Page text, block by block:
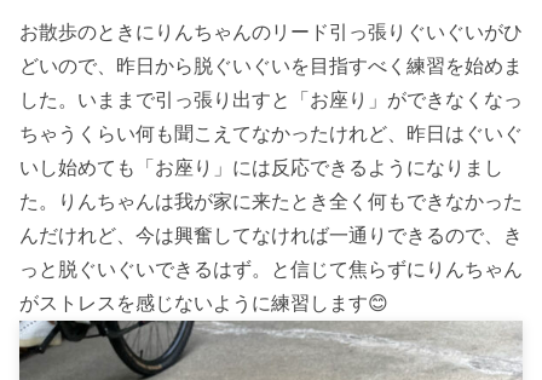
お散歩のときにりんちゃんのリード引っ張りぐいぐいがひ
どいので、昨日から脱ぐいぐいを目指すべく練習を始めま
した。いままで引っ張り出すと「お座り」ができなくなっ
ちゃうくらい何も聞こえてなかったけれど、昨日はぐいぐ
いし始めても「お座り」には反応できるようになりまし
た。りんちゃんは我が家に来たとき全く何もできなかった
んだけれど、今は興奮してなければ一通りできるので、き
っと脱ぐいぐいできるはず。と信じて焦らずにりんちゃん
がストレスを感じないように練習します😊